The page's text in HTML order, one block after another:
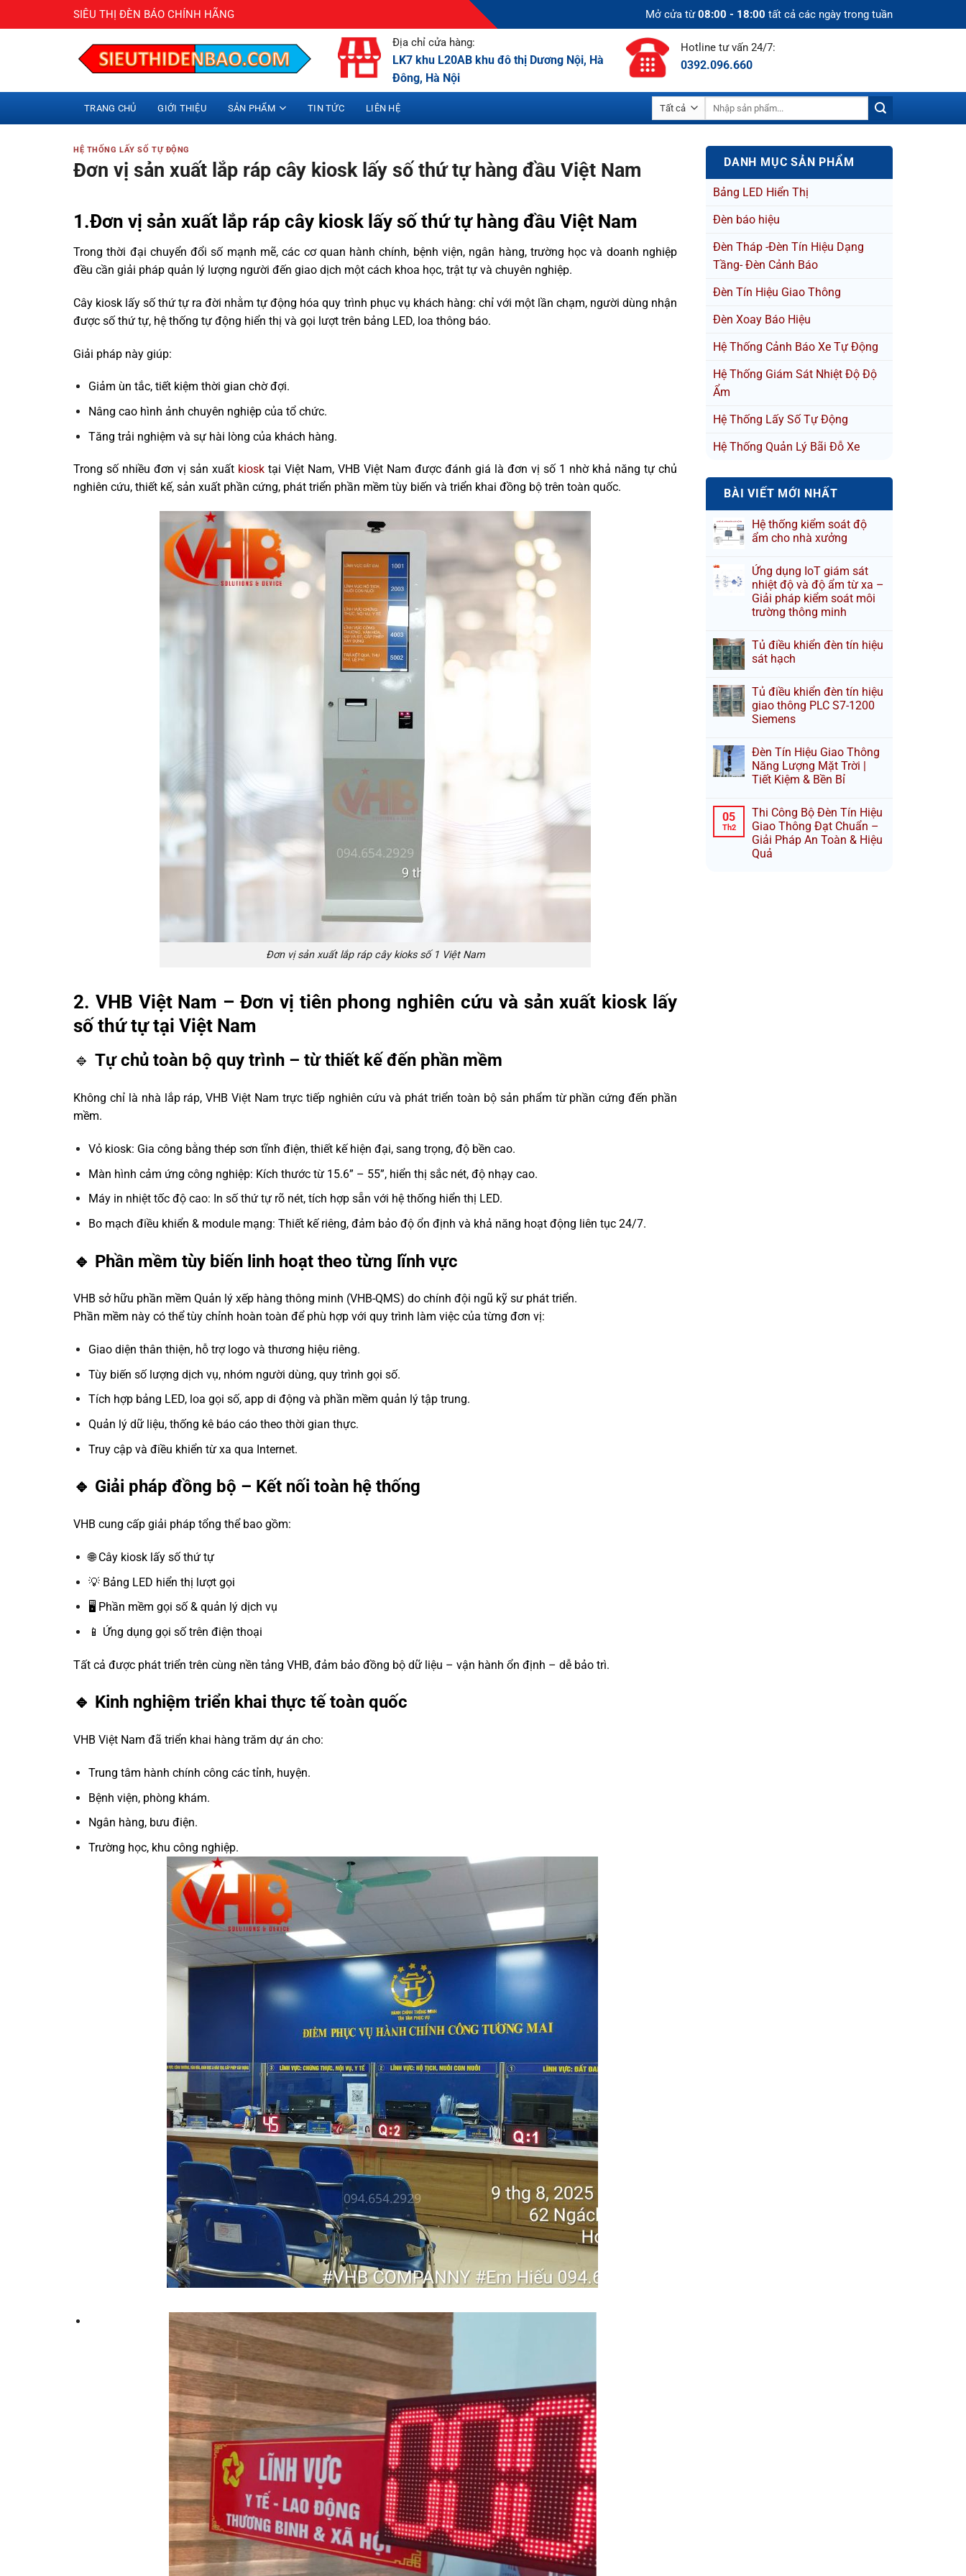
qua
SIÊU THỊ ĐÈN BÁO CHÍNH HÃNG Mở cửa từ08:00 - 18:00 tất cả các ngày trong tuần
Địa chỉ cửa hàng:
LK7 khu L20AB khu đô thị Dương Nội, Hà
Đông, Hà Nội
Hotline tư vấn 24/7:
0392.096.660
TRANG CHỦ GIỚI THIỆU SẢN PHẨM TIN TỨC LIÊN HỆ
HỆ THỐNG LẤY SỐ TỰ ĐỘNG
Đơn vị sản xuất lắp ráp cây kiosk lấy số thứ tự hàng đầu Việt Nam
1.Đơn vị sản xuất lắp ráp cây kiosk lấy số thứ tự hàng đầu Việt Nam
Trong thời đại chuyển đổi số mạnh mẽ, các cơ quan hành chính, bệnh viện, ngân hàng, trường học và doanh nghiệp
đều cần giải pháp quản lý lượng người đến giao dịch một cách khoa học, trật tự và chuyên nghiệp.
Cây kiosk lấy số thứ tự ra đời nhằm tự động hóa quy trình phục vụ khách hàng: chỉ với một lần chạm, người dùng nhận
được số thứ tự, hệ thống tự động hiển thị và gọi lượt trên bảng LED, loa thông báo.
Giải pháp này giúp:
Giảm ùn tắc, tiết kiệm thời gian chờ đợi.
Nâng cao hình ảnh chuyên nghiệp của tổ chức.
Tăng trải nghiệm và sự hài lòng của khách hàng.
Trong số nhiều đơn vị sản xuất kiosk tại Việt Nam, VHB Việt Nam được đánh giá là đơn vị số 1 nhờ khả năng tự chủ
nghiên cứu, thiết kế, sản xuất phần cứng, phát triển phần mềm tùy biến và triển khai đồng bộ trên toàn quốc.
Đơn vị sản xuất lắp ráp cây kioks số 1 Việt Nam
2. VHB Việt Nam – Đơn vị tiên phong nghiên cứu và sản xuất kiosk lấy
số thứ tự tại Việt Nam
🔹 Tự chủ toàn bộ quy trình – từ thiết kế đến phần mềm
Không chỉ là nhà lắp ráp, VHB Việt Nam trực tiếp nghiên cứu và phát triển toàn bộ sản phẩm từ phần cứng đến phần
mềm.
Vỏ kiosk: Gia công bằng thép sơn tĩnh điện, thiết kế hiện đại, sang trọng, độ bền cao.
Màn hình cảm ứng công nghiệp: Kích thước từ 15.6” – 55”, hiển thị sắc nét, độ nhạy cao.
Máy in nhiệt tốc độ cao: In số thứ tự rõ nét, tích hợp sẵn với hệ thống hiển thị LED.
Bo mạch điều khiển & module mạng: Thiết kế riêng, đảm bảo độ ổn định và khả năng hoạt động liên tục 24/7.
🔹 Phần mềm tùy biến linh hoạt theo từng lĩnh vực
VHB sở hữu phần mềm Quản lý xếp hàng thông minh (VHB-QMS) do chính đội ngũ kỹ sư phát triển.
Phần mềm này có thể tùy chỉnh hoàn toàn để phù hợp với quy trình làm việc của từng đơn vị:
Giao diện thân thiện, hỗ trợ logo và thương hiệu riêng.
Tùy biến số lượng dịch vụ, nhóm người dùng, quy trình gọi số.
Tích hợp bảng LED, loa gọi số, app di động và phần mềm quản lý tập trung.
Quản lý dữ liệu, thống kê báo cáo theo thời gian thực.
Truy cập và điều khiển từ xa qua Internet.
🔹 Giải pháp đồng bộ – Kết nối toàn hệ thống
VHB cung cấp giải pháp tổng thể bao gồm:
🌐 Cây kiosk lấy số thứ tự
💡 Bảng LED hiển thị lượt gọi
🖥️ Phần mềm gọi số & quản lý dịch vụ
📱 Ứng dụng gọi số trên điện thoại
Tất cả được phát triển trên cùng nền tảng VHB, đảm bảo đồng bộ dữ liệu – vận hành ổn định – dễ bảo trì.
🔹 Kinh nghiệm triển khai thực tế toàn quốc
VHB Việt Nam đã triển khai hàng trăm dự án cho:
Trung tâm hành chính công các tỉnh, huyện.
Bệnh viện, phòng khám.
Ngân hàng, bưu điện.
Trường học, khu công nghiệp.
DANH MỤC SẢN PHẨM
Bảng LED Hiển Thị
Đèn báo hiệu
Đèn Tháp -Đèn Tín Hiệu Dạng
Tầng- Đèn Cảnh Báo
Đèn Tín Hiệu Giao Thông
Đèn Xoay Báo Hiệu
Hệ Thống Cảnh Báo Xe Tự Động
Hệ Thống Giám Sát Nhiệt Độ Độ
Ẩm
Hệ Thống Lấy Số Tự Động
Hệ Thống Quản Lý Bãi Đỗ Xe
BÀI VIẾT MỚI NHẤT
Hệ thống kiểm soát độ
ẩm cho nhà xưởng
Ứng dụng IoT giám sát
nhiệt độ và độ ẩm từ xa –
Giải pháp kiểm soát môi
trường thông minh
Tủ điều khiển đèn tín hiệu
sát hạch
Tủ điều khiển đèn tín hiệu
giao thông PLC S7-1200
Siemens
Đèn Tín Hiệu Giao Thông
Năng Lượng Mặt Trời |
Tiết Kiệm & Bền Bỉ
05
Th2
Thi Công Bộ Đèn Tín Hiệu
Giao Thông Đạt Chuẩn –
Giải Pháp An Toàn & Hiệu
Quả